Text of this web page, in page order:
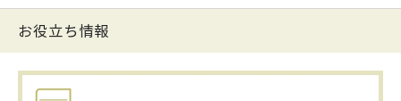
お役立ち情報